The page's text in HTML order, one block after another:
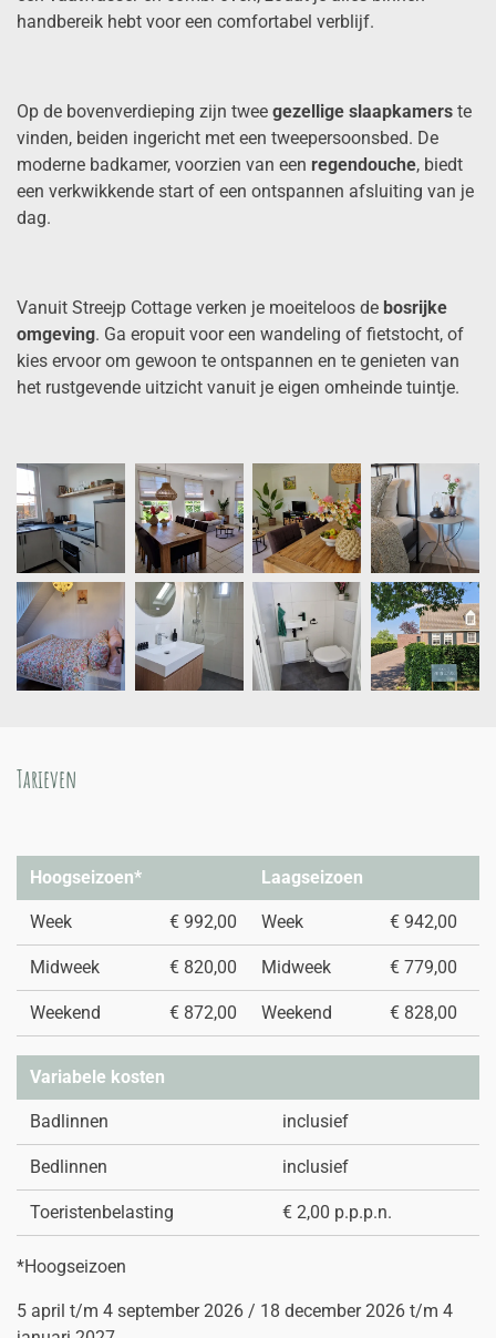
handbereik hebt voor een comfortabel verblijf.
Op de bovenverdieping zijn twee gezellige slaapkamers te
vinden, beiden ingericht met een tweepersoonsbed. De
moderne badkamer, voorzien van een regendouche, biedt
een verkwikkende start of een ontspannen afsluiting van je
dag.
Vanuit Streejp Cottage verken je moeiteloos de bosrijke
omgeving. Ga eropuit voor een wandeling of fietstocht, of
kies ervoor om gewoon te ontspannen en te genieten van
het rustgevende uitzicht vanuit je eigen omheinde tuintje.
Tarieven
Hoogseizoen* Laagseizoen
Week € 992,00 Week € 942,00
Midweek € 820,00 Midweek € 779,00
Weekend € 872,00 Weekend € 828,00
Variabele kosten
Badlinnen inclusief
Bedlinnen inclusief
Toeristenbelasting € 2,00 p.p.p.n.
*Hoogseizoen
5 april t/m 4 september 2026 / 18 december 2026 t/m 4